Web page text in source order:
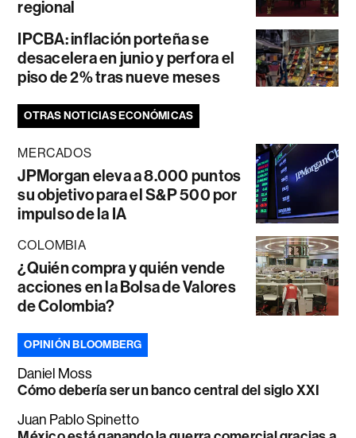
regional
IPCBA: inflación porteña se
desacelera en junio y perfora el
piso de 2% tras nueve meses
OTRAS NOTICIAS ECONÓMICAS
MERCADOS
JPMorgan eleva a 8.000 puntos
su objetivo para el S&P 500 por
impulso de la IA
COLOMBIA
¿Quién compra y quién vende
acciones en la Bolsa de Valores
de Colombia?
OPINIÓN BLOOMBERG
Daniel Moss
Cómo debería ser un banco central del siglo XXI
Juan Pablo Spinetto